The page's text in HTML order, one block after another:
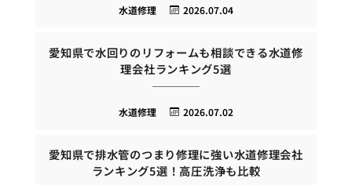
2026.07.04
水道修理
愛知県で水回りのリフォームも相談できる水道修
理会社ランキング5選
2026.07.02
水道修理
愛知県で排水管のつまり修理に強い水道修理会社
ランキング5選！高圧洗浄も比較